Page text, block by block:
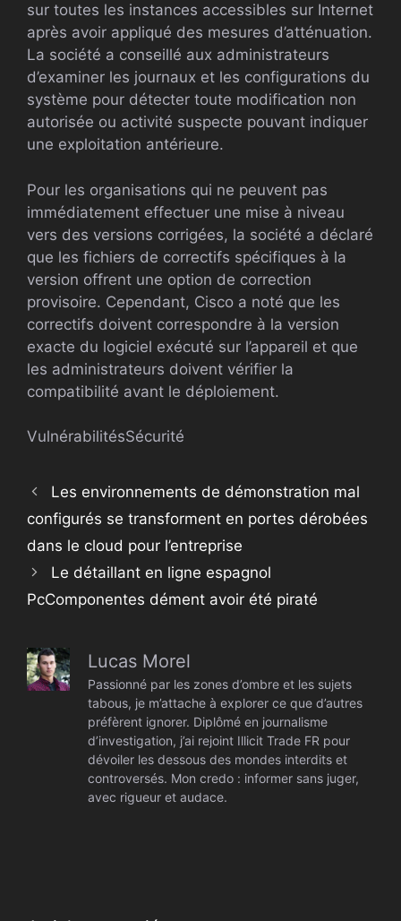
sur toutes les instances accessibles sur Internet
après avoir appliqué des mesures d’atténuation.
La société a conseillé aux administrateurs
d’examiner les journaux et les configurations du
système pour détecter toute modification non
autorisée ou activité suspecte pouvant indiquer
une exploitation antérieure.
Pour les organisations qui ne peuvent pas
immédiatement effectuer une mise à niveau
vers des versions corrigées, la société a déclaré
que les fichiers de correctifs spécifiques à la
version offrent une option de correction
provisoire. Cependant, Cisco a noté que les
correctifs doivent correspondre à la version
exacte du logiciel exécuté sur l’appareil et que
les administrateurs doivent vérifier la
compatibilité avant le déploiement.
VulnérabilitésSécurité
Les environnements de démonstration mal
configurés se transforment en portes dérobées
dans le cloud pour l’entreprise
Le détaillant en ligne espagnol
PcComponentes dément avoir été piraté
Lucas Morel
Passionné par les zones d’ombre et les sujets
tabous, je m’attache à explorer ce que d’autres
préfèrent ignorer. Diplômé en journalisme
d’investigation, j’ai rejoint Illicit Trade FR pour
dévoiler les dessous des mondes interdits et
controversés. Mon credo : informer sans juger,
avec rigueur et audace.